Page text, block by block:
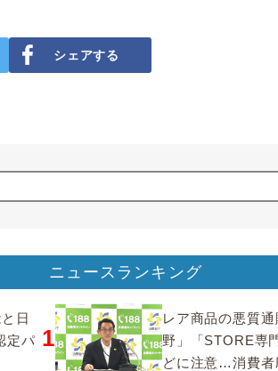
シェアする
日
定パ
ニュースランキング
1
レア商品の悪質
野」「STORE専
どに注意…消費者